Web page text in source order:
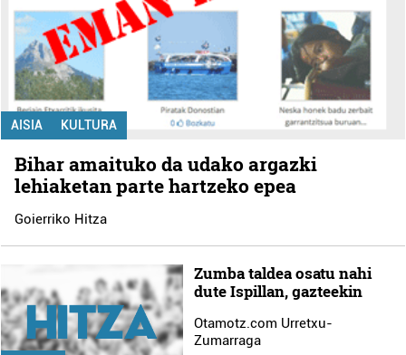
AISIA KULTURA
Bihar amaituko da udako argazki
lehiaketan parte hartzeko epea
Goierriko Hitza
Zumba taldea osatu nahi
dute Ispillan, gazteekin
Otamotz.com Urretxu-
Zumarraga